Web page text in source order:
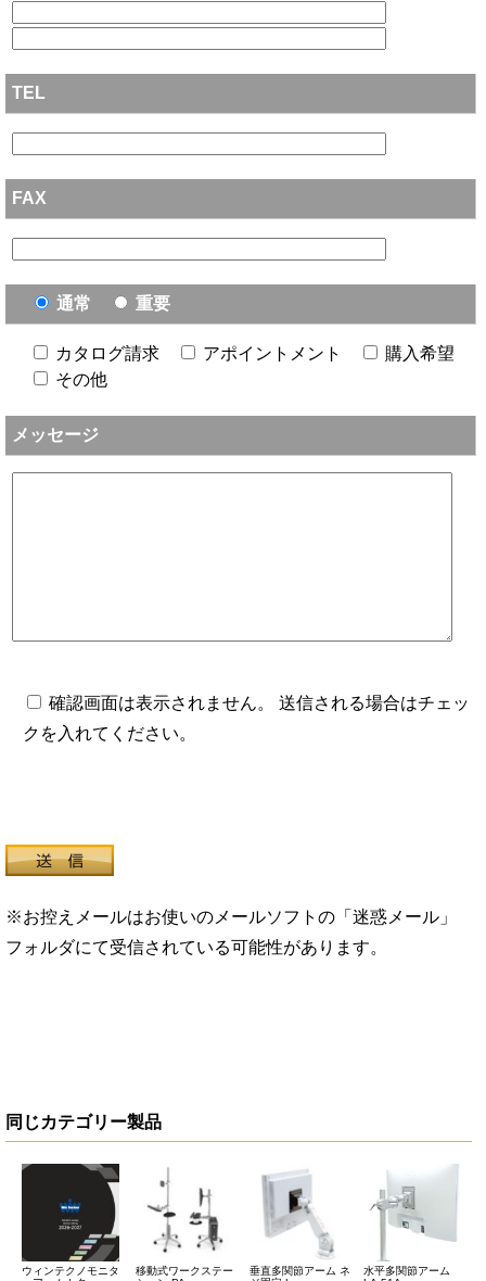
TEL
FAX
通常 重要
カタログ請求 アポイントメント
購入希望
その他
メッセージ
確認画面は表示されません。 送信される場合はチェッ
クを入れてください。
※お控えメールはお使いのメールソフトの「迷惑メール」
フォルダにて受信されている可能性があります。
同じカテゴリー製品
ウィンテクノモニタ
移動式ワークステー
垂直多関節アーム ネ
水平多関節アーム